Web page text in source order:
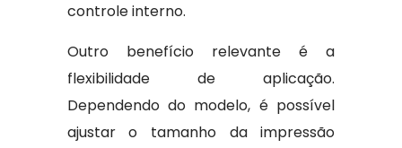
controle interno.
Outro benefício relevante é a
flexibilidade de aplicação.
Dependendo do modelo, é possível
ajustar o tamanho da impressão